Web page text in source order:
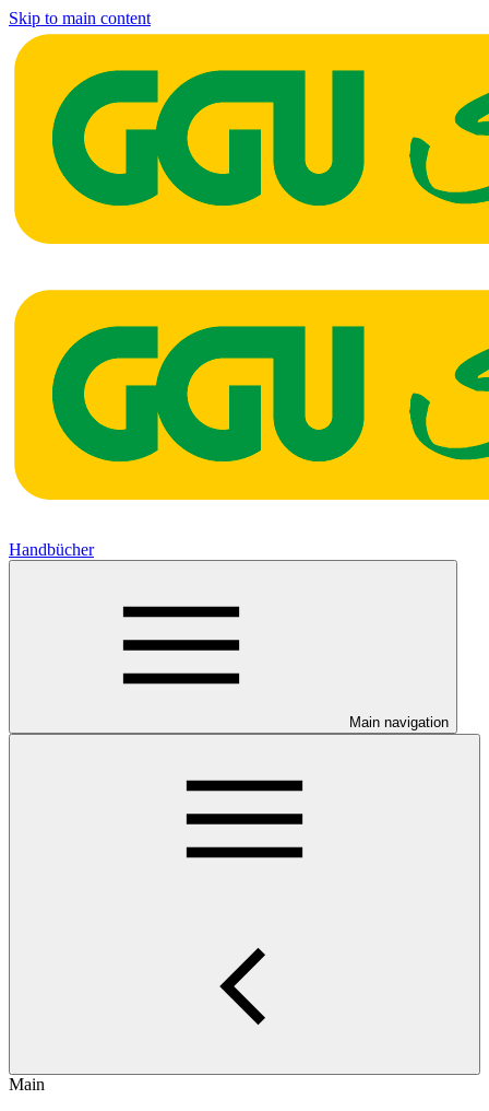
Skip to main content
Handbücher
Main navigation
Main